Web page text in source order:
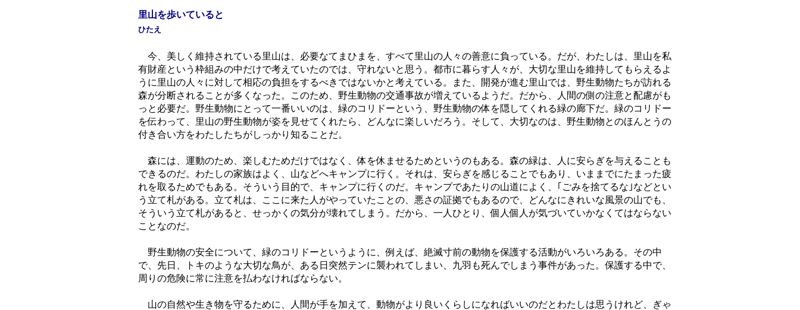
里山を歩いていると
ひたえ
今、美しく維持されている里山は、必要なてまひまを、すべて里山の人々の善意に負っている。だが、わたしは、里山を私
有財産という枠組みの中だけで考えていたのでは、守れないと思う。都市に暮らす人々が、大切な里山を維持してもらえるよ
うに里山の人々に対して相応の負担をするべきではないかと考えている。また、開発が進む里山では、野生動物たちが訪れる
森が分断されることが多くなった。このため、野生動物の交通事故が増えているようだ。だから、人間の側の注意と配慮がも
っと必要だ。野生動物にとって一番いいのは、緑のコリドーという、野生動物の体を隠してくれる緑の廊下だ。緑のコリドー
を伝わって、里山の野生動物が姿を見せてくれたら、どんなに楽しいだろう。そして、大切なのは、野生動物とのほんとうの
付き合い方をわたしたちがしっかり知ることだ。
森には、運動のため、楽しむためだけではなく、体を休ませるためというのもある。森の緑は、人に安らぎを与えることも
できるのだ。わたしの家族はよく、山などへキャンプに行く。それは、安らぎを感じることでもあり、いままでにたまった疲
れを取るためでもある。そういう目的で、キャンプに行くのだ。キャンプであたりの山道によく、｢ごみを捨てるな｣などとい
う立て札がある。立て札は、ここに来た人がやっていたことの、悪さの証拠でもあるので、どんなにきれいな風景の山でも、
そういう立て札があると、せっかくの気分が壊れてしまう。だから、一人ひとり、個人個人が気づいていかなくてはならない
ことなのだ。
野生動物の安全について、緑のコリドーというように、例えば、絶滅寸前の動物を保護する活動がいろいろある。その中
で、先日、トキのような大切な鳥が、ある日突然テンに襲われてしまい、九羽も死んでしまう事件があった。保護する中で、
周りの危険に常に注意を払わなければならない。
山の自然や生き物を守るために、人間が手を加えて、動物がより良いくらしになればいいのだとわたしは思うけれど、ぎゃ